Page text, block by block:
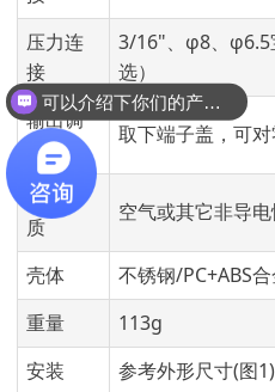
压力连
接
3/16"、φ8、φ6.5
选）
输出调
节
取下端子盖，可
压力介
质
空气或其它非导电
壳体
不锈钢/PC+ABS
重量
113g
安装
参考外形尺寸(图1)